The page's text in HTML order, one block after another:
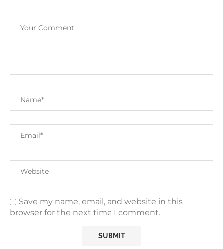
Save my name, email, and website in this
browser for the next time I comment.